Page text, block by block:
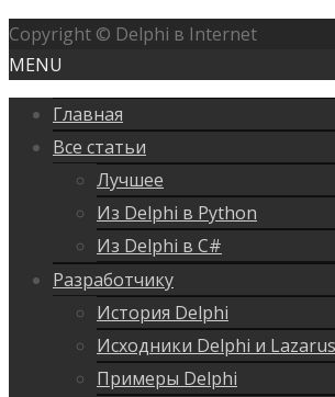
Copyright © Delphi в Internet
MENU
Главная
Все статьи
Лучшее
Из Delphi в Python
Из Delphi в C#
Разработчику
История Delphi
Исходники Delphi и Lazarus
Примеры Delphi